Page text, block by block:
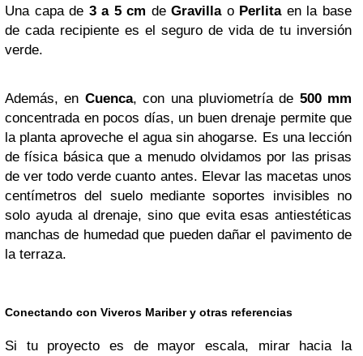
Una capa de 3 a 5 cm deGravillao Perlitaen la base
de cada recipiente es el seguro de vida de tu inversión
verde.
Además, en Cuenca, con una pluviometría de 500 mm
concentrada en pocos días, un buen drenaje permite que
la planta aproveche el agua sin ahogarse. Es una lección
de física básica que a menudo olvidamos por las prisas
de ver todo verde cuanto antes. Elevar las macetas unos
centímetros del suelo mediante soportes invisibles no
solo ayuda al drenaje, sino que evita esas antiestéticas
manchas de humedad que pueden dañar el pavimento de
la terraza.
Conectando con Viveros Mariber y otras referencias
Si tu proyecto es de mayor escala, mirar hacia la